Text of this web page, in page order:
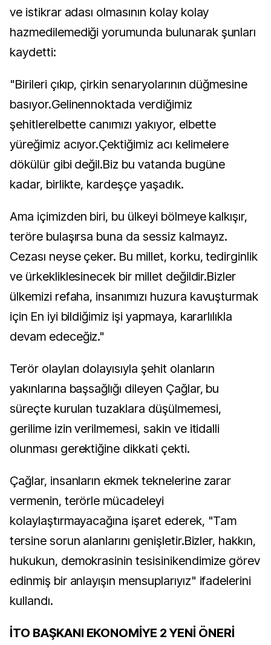
ve istikrar adası olmasının kolay kolay
hazmedilemediği yorumunda bulunarak şunları
kaydetti:
"Birileri çıkıp, çirkin senaryolarının düğmesine
basıyor.Gelinennoktada verdiğimiz
şehitlerelbette canımızı yakıyor, elbette
yüreğimiz acıyor.Çektiğimiz acı kelimelere
dökülür gibi değil.Biz bu vatanda bugüne
kadar, birlikte, kardeşçe yaşadık.
Ama içimizden biri, bu ülkeyi bölmeye kalkışır,
teröre bulaşırsa buna da sessiz kalmayız.
Cezası neyse çeker. Bu millet, korku, tedirginlik
ve ürkekliklesinecek bir millet değildir.Bizler
ülkemizi refaha, insanımızı huzura kavuşturmak
için En iyi bildiğimiz işi yapmaya, kararlılıkla
devam edeceğiz."
Terör olayları dolayısıyla şehit olanların
yakınlarına başsağlığı dileyen Çağlar, bu
süreçte kurulan tuzaklara düşülmemesi,
gerilime izin verilmemesi, sakin ve itidalli
olunması gerektiğine dikkati çekti.
Çağlar, insanların ekmek teknelerine zarar
vermenin, terörle mücadeleyi
kolaylaştırmayacağına işaret ederek, "Tam
tersine sorun alanlarını genişletir.Bizler, hakkın,
hukukun, demokrasinin tesisinikendimize görev
edinmiş bir anlayışın mensuplarıyız" ifadelerini
kullandı.
İTO BAŞKANI EKONOMİYE 2 YENİ ÖNERİ